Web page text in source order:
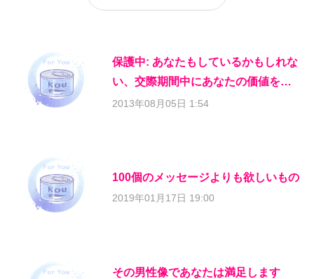
保護中: あなたもしているかもしれな
い、交際期間中にあなたの価値を落
とす行為
2013年08月05日 1:54
100個のメッセージよりも欲しいもの
2019年01月17日 19:00
その男性像であなたは満足します